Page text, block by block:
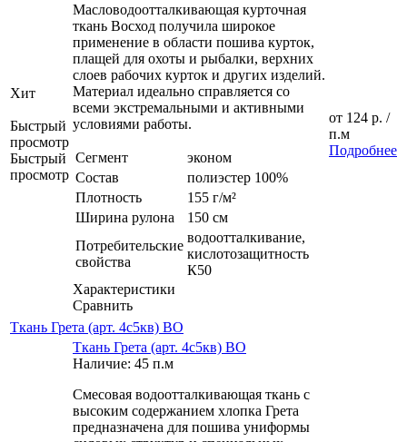
Хит
Быстрый
просмотр
Быстрый
просмотр
Масловодоотталкивающая курточная
ткань Восход получила широкое
применение в области пошива курток,
плащей для охоты и рыбалки, верхних
слоев рабочих курток и других изделий.
Материал идеально справляется со
всеми экстремальными и активными
условиями работы.
Сегмент
эконом
Состав
полиэстер 100%
Плотность
155 г/м²
Ширина рулона
150 см
Потребительские
свойства
водоотталкивание,
кислотозащитность
К50
Характеристики
Сравнить
от 124 р. /
п.м
Подробнее
Ткань Грета (арт. 4с5кв) ВО
Ткань Грета (арт. 4с5кв) ВО
Наличие: 45 п.м
Смесовая водоотталкивающая ткань с
высоким содержанием хлопка Грета
предназначена для пошива униформы